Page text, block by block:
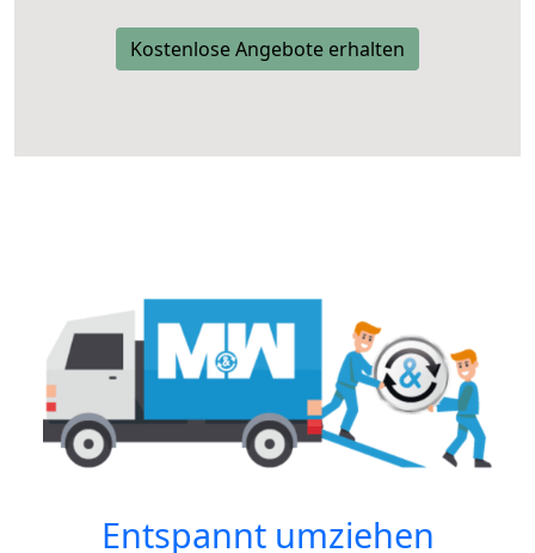
Kostenlose Angebote erhalten
Entspannt umziehen